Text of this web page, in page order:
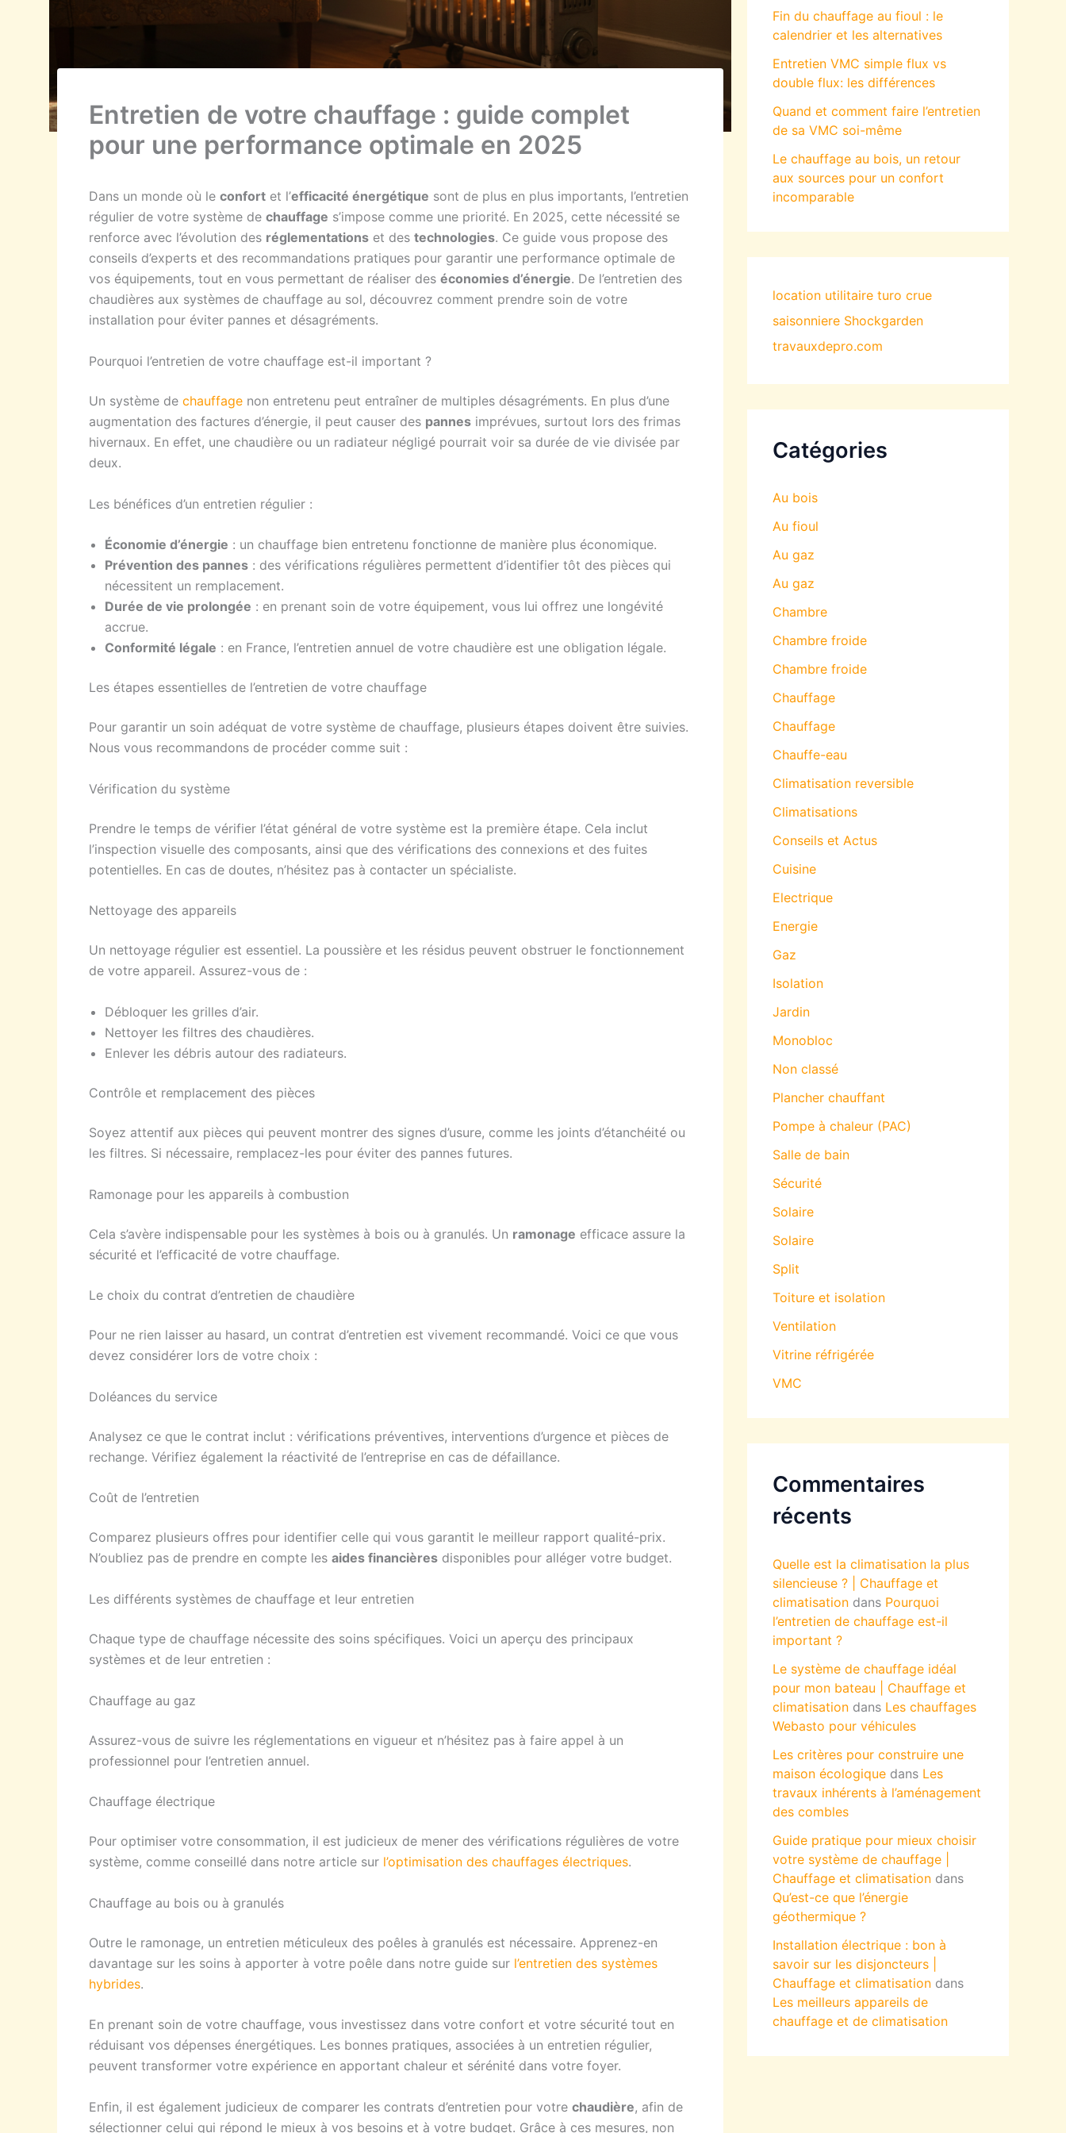
Entretien de votre chauffage : guide complet
pour une performance optimale en 2025
Dans un monde où le confort et l’efficacité énergétique sont de plus en plus importants, l’entretien
régulier de votre système de chauffage s’impose comme une priorité. En 2025, cette nécessité se
renforce avec l’évolution des réglementations et des technologies. Ce guide vous propose des
conseils d’experts et des recommandations pratiques pour garantir une performance optimale de
vos équipements, tout en vous permettant de réaliser des économies d’énergie. De l’entretien des
chaudières aux systèmes de chauffage au sol, découvrez comment prendre soin de votre
installation pour éviter pannes et désagréments.
Pourquoi l’entretien de votre chauffage est-il important ?
Un système de chauffage non entretenu peut entraîner de multiples désagréments. En plus d’une
augmentation des factures d’énergie, il peut causer des pannes imprévues, surtout lors des frimas
hivernaux. En effet, une chaudière ou un radiateur négligé pourrait voir sa durée de vie divisée par
deux.
Les bénéfices d’un entretien régulier :
Économie d’énergie : un chauffage bien entretenu fonctionne de manière plus économique.
Prévention des pannes : des vérifications régulières permettent d’identifier tôt des pièces qui
nécessitent un remplacement.
Durée de vie prolongée : en prenant soin de votre équipement, vous lui offrez une longévité
accrue.
Conformité légale : en France, l’entretien annuel de votre chaudière est une obligation légale.
Les étapes essentielles de l’entretien de votre chauffage
Pour garantir un soin adéquat de votre système de chauffage, plusieurs étapes doivent être suivies.
Nous vous recommandons de procéder comme suit :
Vérification du système
Prendre le temps de vérifier l’état général de votre système est la première étape. Cela inclut
l’inspection visuelle des composants, ainsi que des vérifications des connexions et des fuites
potentielles. En cas de doutes, n’hésitez pas à contacter un spécialiste.
Nettoyage des appareils
Un nettoyage régulier est essentiel. La poussière et les résidus peuvent obstruer le fonctionnement
de votre appareil. Assurez-vous de :
Débloquer les grilles d’air.
Nettoyer les filtres des chaudières.
Enlever les débris autour des radiateurs.
Contrôle et remplacement des pièces
Soyez attentif aux pièces qui peuvent montrer des signes d’usure, comme les joints d’étanchéité ou
les filtres. Si nécessaire, remplacez-les pour éviter des pannes futures.
Ramonage pour les appareils à combustion
Cela s’avère indispensable pour les systèmes à bois ou à granulés. Un ramonage efficace assure la
sécurité et l’efficacité de votre chauffage.
Le choix du contrat d’entretien de chaudière
Pour ne rien laisser au hasard, un contrat d’entretien est vivement recommandé. Voici ce que vous
devez considérer lors de votre choix :
Doléances du service
Analysez ce que le contrat inclut : vérifications préventives, interventions d’urgence et pièces de
rechange. Vérifiez également la réactivité de l’entreprise en cas de défaillance.
Coût de l’entretien
Comparez plusieurs offres pour identifier celle qui vous garantit le meilleur rapport qualité-prix.
N’oubliez pas de prendre en compte les aides financières disponibles pour alléger votre budget.
Les différents systèmes de chauffage et leur entretien
Chaque type de chauffage nécessite des soins spécifiques. Voici un aperçu des principaux
systèmes et de leur entretien :
Chauffage au gaz
Assurez-vous de suivre les réglementations en vigueur et n’hésitez pas à faire appel à un
professionnel pour l’entretien annuel.
Chauffage électrique
Pour optimiser votre consommation, il est judicieux de mener des vérifications régulières de votre
système, comme conseillé dans notre article sur l’optimisation des chauffages électriques.
Chauffage au bois ou à granulés
Outre le ramonage, un entretien méticuleux des poêles à granulés est nécessaire. Apprenez-en
davantage sur les soins à apporter à votre poêle dans notre guide sur l’entretien des systèmes
hybrides.
En prenant soin de votre chauffage, vous investissez dans votre confort et votre sécurité tout en
réduisant vos dépenses énergétiques. Les bonnes pratiques, associées à un entretien régulier,
peuvent transformer votre expérience en apportant chaleur et sérénité dans votre foyer.
Enfin, il est également judicieux de comparer les contrats d’entretien pour votre chaudière, afin de
sélectionner celui qui répond le mieux à vos besoins et à votre budget. Grâce à ces mesures, non
Fin du chauffage au fioul : le
calendrier et les alternatives
Entretien VMC simple flux vs
double flux: les différences
Quand et comment faire l’entretien
de sa VMC soi-même
Le chauffage au bois, un retour
aux sources pour un confort
incomparable
location utilitaire turo crue
saisonniere Shockgarden
travauxdepro.com
Catégories
Au bois
Au fioul
Au gaz
Au gaz
Chambre
Chambre froide
Chambre froide
Chauffage
Chauffage
Chauffe-eau
Climatisation reversible
Climatisations
Conseils et Actus
Cuisine
Electrique
Energie
Gaz
Isolation
Jardin
Monobloc
Non classé
Plancher chauffant
Pompe à chaleur (PAC)
Salle de bain
Sécurité
Solaire
Solaire
Split
Toiture et isolation
Ventilation
Vitrine réfrigérée
VMC
Commentaires
récents
Quelle est la climatisation la plus
silencieuse ? | Chauffage et
climatisation dans Pourquoi
l’entretien de chauffage est-il
important ?
Le système de chauffage idéal
pour mon bateau | Chauffage et
climatisation dans Les chauffages
Webasto pour véhicules
Les critères pour construire une
maison écologique dans Les
travaux inhérents à l’aménagement
des combles
Guide pratique pour mieux choisir
votre système de chauffage |
Chauffage et climatisation dans
Qu’est-ce que l’énergie
géothermique ?
Installation électrique : bon à
savoir sur les disjoncteurs |
Chauffage et climatisation dans
Les meilleurs appareils de
chauffage et de climatisation